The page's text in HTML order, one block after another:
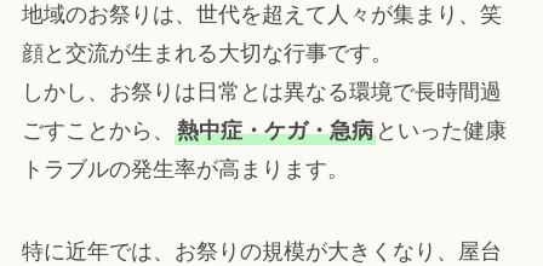
地域のお祭りは、世代を超えて人々が集まり、笑
顔と交流が生まれる大切な行事です。
しかし、お祭りは日常とは異なる環境で長時間過
ごすことから、 熱中症・ケガ・急病といった健康
トラブルの発生率が高まります。
特に近年では、お祭りの規模が大きくなり、屋台